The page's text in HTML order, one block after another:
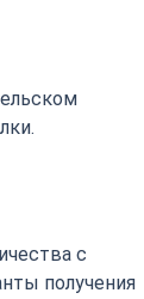
с
получения